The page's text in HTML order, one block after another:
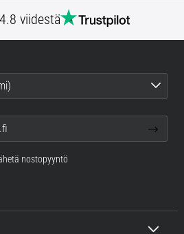
4.8 viidestä
nostopyyntö